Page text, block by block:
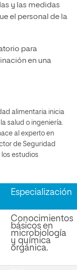
y las medidas
el personal de la
para
en una
alimentaria inicia
salud o ingeniería.
al experto en
de Seguridad
estudios
Especialización
Conocimientos
básicos en
microbiología
y química
orgánica.